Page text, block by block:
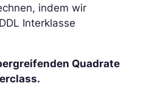
indem wir
Interklasse
Quadrate